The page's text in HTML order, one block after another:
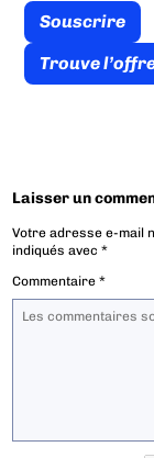
Souscrire
Trouve
Laisser un
Votre adresse e-mail
indiqués avec*
Commentaire*